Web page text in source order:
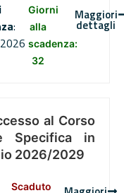
:
Giorni
alla
scadenza:
32
Maggiori
dettagli
al Corso
Specifica in
2026/2029
Scaduto